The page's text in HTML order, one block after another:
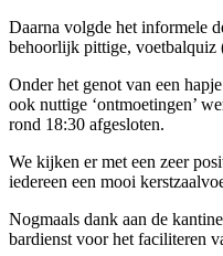
Daarna volgde het informele
behoorlijk pittige, voetbalquiz
Onder het genot van een
ook nuttige ‘ontmoetingen’
rond 18:30 afgesloten.
We kijken er met een zeer
iedereen een mooi
Nogmaals dank aan de
bardienst voor het faciliteren